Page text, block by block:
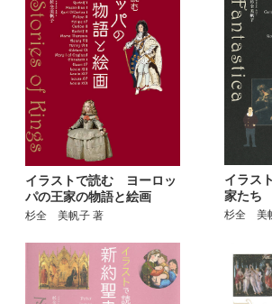
イラストで読む ヨーロッ
パの王家の物語と絵画
杉全 美帆子 著
イラス
家たち
杉全 美